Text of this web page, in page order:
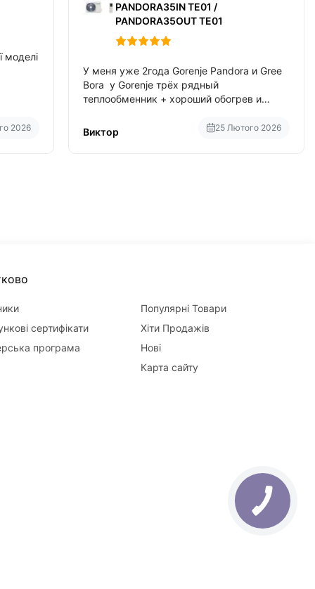
моделі
2026
PANDORA35IN TE01 /
PANDORA35OUT TE01
У меня уже 2года Gorenje Pandora и Gree
Bora у Gorenje трёх рядный
теплообменник + хороший обогрев и
Gree Bora хотя у Bora больше понтов ну
сравнить как малолитражка с
Виктор 25 Лютого 2026
сертифікати
програма
Популярні Товари
Хіти Продажів
Нові
Карта сайту